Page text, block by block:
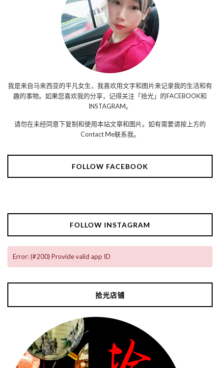
我是来自马来西亚的平凡女生，我喜欢用文字和图片来记录我的生活和有
趣的事物。如果您喜欢我的分享，记得关注「拾光」的FACEBOOK和
INSTAGRAM。
请勿在未经同意下复制和使用本站文章和图片。如有需要请按上方的
Contact Me联系我。
FOLLOW FACEBOOK
FOLLOW INSTAGRAM
Error: (#200) Provide valid app ID
拾光店铺